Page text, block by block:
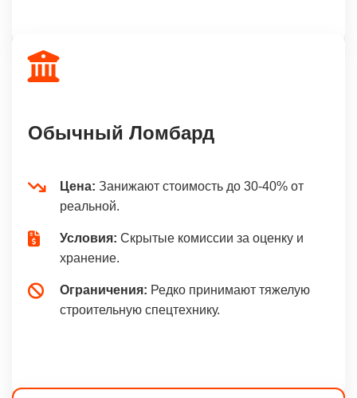
Обычный Ломбард
Цена: Занижают стоимость до 30-40% от
реальной.
Условия: Скрытые комиссии за оценку и
хранение.
Ограничения: Редко принимают тяжелую
строительную спецтехнику.